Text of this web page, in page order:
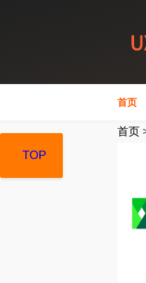
首页
首页
TOP
TOP
TOP